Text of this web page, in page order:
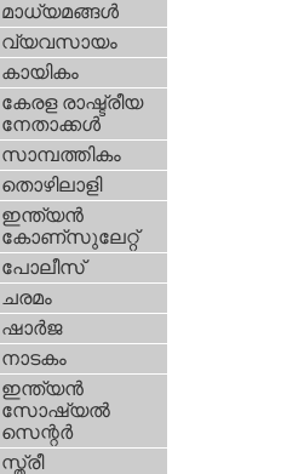
മാധ്യമങ്ങള്‍
വ്യവസായം
കായികം
കേരള രാഷ്ട്രീയ
നേതാക്കള്‍
സാമ്പത്തികം
തൊഴിലാളി
ഇന്ത്യന്‍
കോണ്സുലേറ്റ്
പോലീസ്
ചരമം
ഷാര്‍ജ
നാടകം
ഇന്ത്യന്‍
സോഷ്യല്‍
സെന്റര്‍
സ്ത്രീ